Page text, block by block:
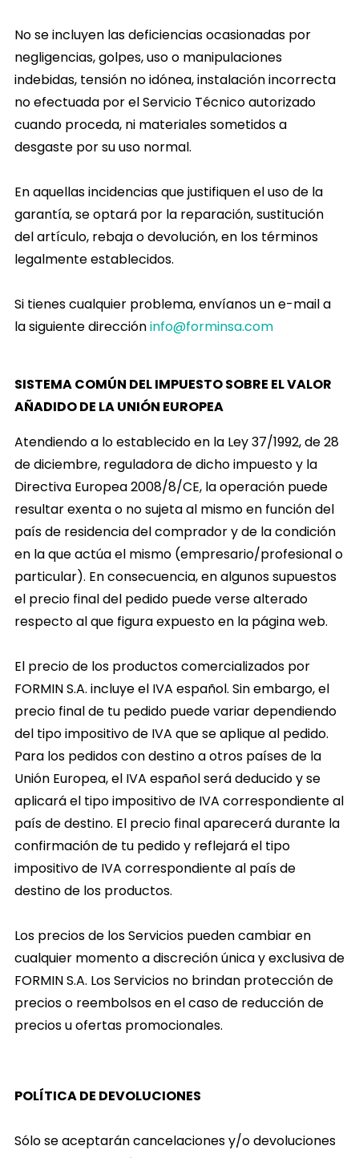
No se incluyen las deficiencias ocasionadas por
negligencias, golpes, uso o manipulaciones
indebidas, tensión no idónea, instalación incorrecta
no efectuada por el Servicio Técnico autorizado
cuando proceda, ni materiales sometidos a
desgaste por su uso normal.
En aquellas incidencias que justifiquen el uso de la
garantía, se optará por la reparación, sustitución
del artículo, rebaja o devolución, en los términos
legalmente establecidos.
Si tienes cualquier problema, envíanos un e-mail a
la siguiente direccióninfo@forminsa.com
SISTEMA COMÚN DEL IMPUESTO SOBRE EL VALOR
AÑADIDO DE LA UNIÓN EUROPEA
Atendiendo a lo establecido en la Ley 37/1992, de 28
de diciembre, reguladora de dicho impuesto y la
Directiva Europea 2008/8/CE, la operación puede
resultar exenta o no sujeta al mismo en función del
país de residencia del comprador y de la condición
en la que actúa el mismo (empresario/profesional o
particular). En consecuencia, en algunos supuestos
el precio final del pedido puede verse alterado
respecto al que figura expuesto en la página web.
El precio de los productos comercializados por
FORMIN S.A. incluye el IVA español. Sin embargo, el
precio final de tu pedido puede variar dependiendo
del tipo impositivo de IVA que se aplique al pedido.
Para los pedidos con destino a otros países de la
Unión Europea, el IVA español será deducido y se
aplicará el tipo impositivo de IVA correspondiente al
país de destino. El precio final aparecerá durante la
confirmación de tu pedido y reflejará el tipo
impositivo de IVA correspondiente al país de
destino de los productos.
Los precios de los Servicios pueden cambiar en
cualquier momento a discreción única y exclusiva de
FORMIN S.A. Los Servicios no brindan protección de
precios o reembolsos en el caso de reducción de
precios u ofertas promocionales.
POLÍTICA DE DEVOLUCIONES
Sólo se aceptarán cancelaciones y/o devoluciones